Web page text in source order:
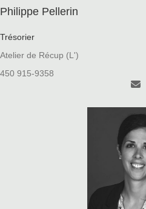
Philippe Pellerin
Trésorier
Atelier de Récup (L')
450 915-9358